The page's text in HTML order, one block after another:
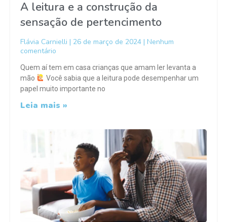
A leitura e a construção da
sensação de pertencimento
Flávia Carnielli 26 de março de 2024
Nenhum
comentário
Quem aí tem em casa crianças que amam ler levanta a
mão
Você sabia que a leitura pode desempenhar um
papel muito importante no
Leia mais »